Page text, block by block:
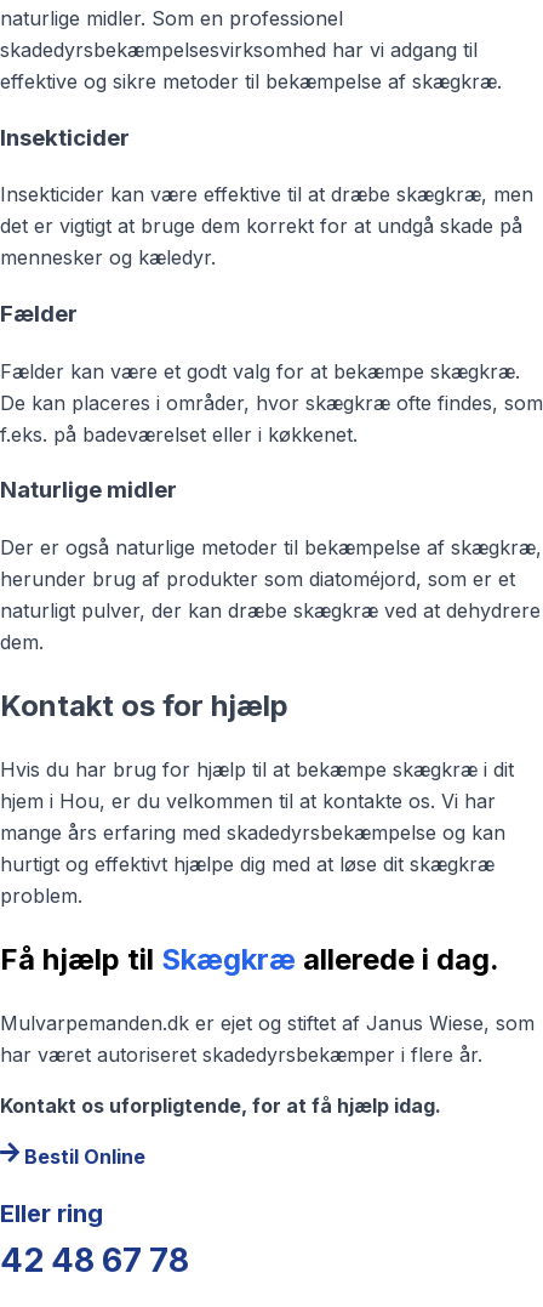
naturlige midler. Som en professionel
skadedyrsbekæmpelsesvirksomhed har vi adgang til
effektive og sikre metoder til bekæmpelse af skægkræ.
Insekticider
Insekticider kan være effektive til at dræbe skægkræ, men
det er vigtigt at bruge dem korrekt for at undgå skade på
mennesker og kæledyr.
Fælder
Fælder kan være et godt valg for at bekæmpe skægkræ.
De kan placeres i områder, hvor skægkræ ofte findes, som
f.eks. på badeværelset eller i køkkenet.
Naturlige midler
Der er også naturlige metoder til bekæmpelse af skægkræ,
herunder brug af produkter som diatoméjord, som er et
naturligt pulver, der kan dræbe skægkræ ved at dehydrere
dem.
Kontakt os for hjælp
Hvis du har brug for hjælp til at bekæmpe skægkræ i dit
hjem i Hou, er du velkommen til at kontakte os. Vi har
mange års erfaring med skadedyrsbekæmpelse og kan
hurtigt og effektivt hjælpe dig med at løse dit skægkræ
problem.
Få hjælp til Skægkræ allerede i dag.
Mulvarpemanden.dk er ejet og stiftet af Janus Wiese, som
har været autoriseret skadedyrsbekæmper i flere år.
Kontakt os uforpligtende, for at få hjælp idag.
Bestil Online
Eller ring
42 48 67 78